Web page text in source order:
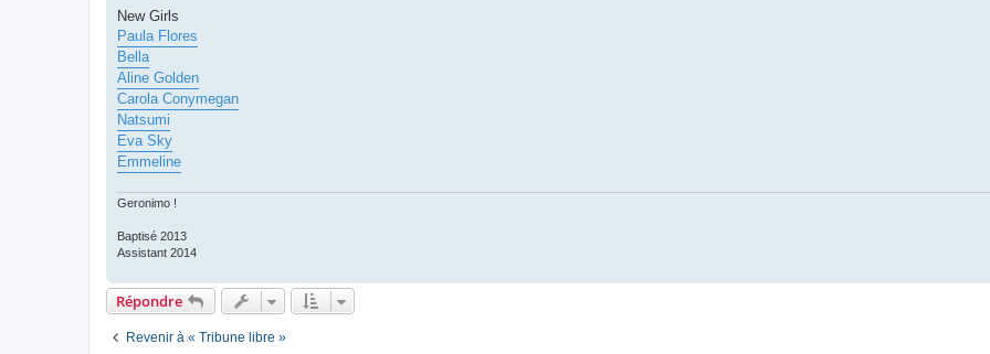
New Girls
Paula Flores
Bella
Aline Golden
Carola Conymegan
Natsumi
Eva Sky
Emmeline
Geronimo !
Baptisé 2013
Assistant 2014
Répondre
Revenir à « Tribune libre »